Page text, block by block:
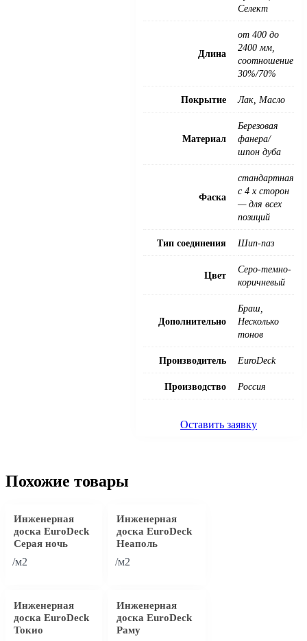
Селект
Длина
от 400 до
2400 мм,
соотношение
30%/70%
Покрытие Лак, Масло
Материал
Березовая
фанера/
шпон дуба
Фаска
стандартная
с 4 х сторон
— для всех
позиций
Тип соединения Шип-паз
Цвет
Серо-темно-
коричневый
Дополнительно
Браш,
Несколько
тонов
Производитель EuroDeck
Производство Россия
Оставить заявку
Похожие товары
Инженерная
доска EuroDeck
Серая ночь
/м2
Инженерная
доска EuroDeck
Неаполь
/м2
Инженерная
доска EuroDeck
Токио
Инженерная
доска EuroDeck
Раму